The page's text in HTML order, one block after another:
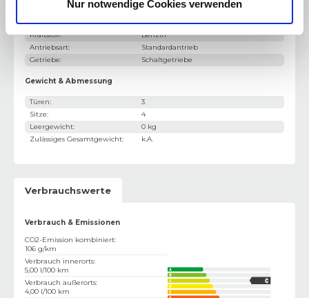
Nur notwendige Cookies verwenden
Leistung PS :
69 PS
Leistung kW:
51 kW
Kraftstoff:
Benzin
Antriebsart:
Standardantrieb
Getriebe: Schaltgetriebe
Gewicht & Abmessung
Türen:
3
Sitze:
4
Leergewicht:
0 kg
Zulässiges Gesamtgewicht: k.A.
Verbrauchswerte
Verbrauch & Emissionen
CO2-Emission kombiniert:
106 g/km
Verbrauch innerorts:
5,00 l/100 km
Verbrauch außerorts:
4,00 l/100 km